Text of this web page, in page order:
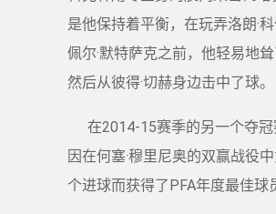
是他保持着平衡，在玩弄洛朗·
佩尔·默特萨克之前，他轻易地耸
然后从彼得·切赫身边击中了球。
在2014-15赛季的另一个夺
因在何塞·穆里尼奥的双赢战役
个进球而获得了PFA年度最佳球